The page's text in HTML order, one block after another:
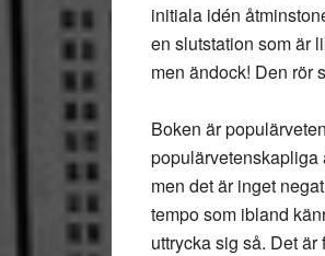
initiala idén
en slutstation som är
men ändock! Den rör
Boken är
populärvetenskapliga
men det är inget
tempo som ibland
uttrycka sig så. Det